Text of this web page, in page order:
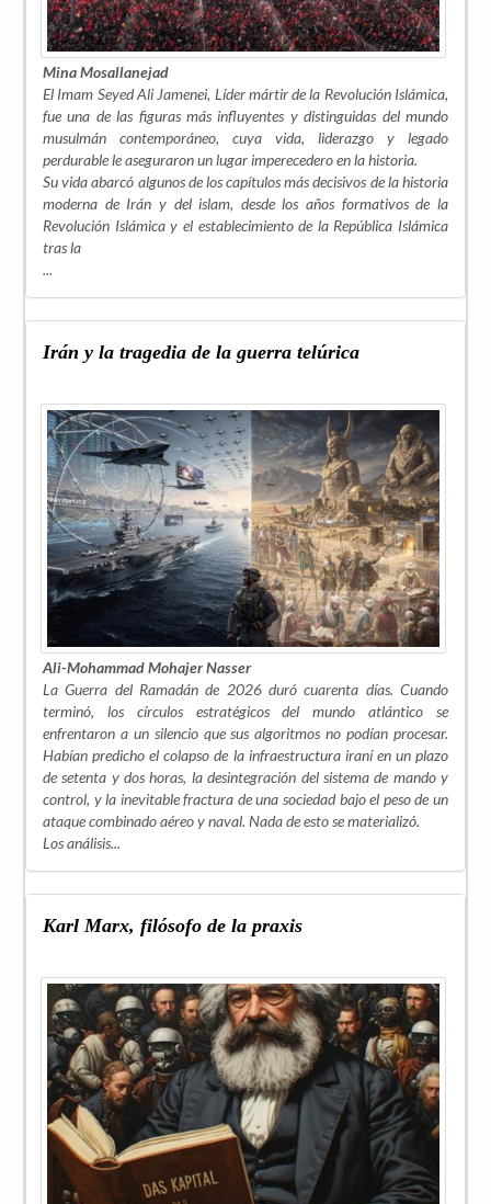
Mina Mosallanejad
El Imam Seyed Ali Jamenei, Líder mártir de la Revolución Islámica,
fue una de las figuras más influyentes y distinguidas del mundo
musulmán contemporáneo, cuya vida, liderazgo y legado
perdurable le aseguraron un lugar imperecedero en la historia.
Su vida abarcó algunos de los capítulos más decisivos de la historia
moderna de Irán y del islam, desde los años formativos de la
Revolución Islámica y el establecimiento de la República Islámica
tras la
...
Irán y la tragedia de la guerra telúrica
Ali-Mohammad Mohajer Nasser
La Guerra del Ramadán de 2026 duró cuarenta días. Cuando
terminó, los círculos estratégicos del mundo atlántico se
enfrentaron a un silencio que sus algoritmos no podían procesar.
Habían predicho el colapso de la infraestructura iraní en un plazo
de setenta y dos horas, la desintegración del sistema de mando y
control, y la inevitable fractura de una sociedad bajo el peso de un
ataque combinado aéreo y naval. Nada de esto se materializó.
Los análisis...
Karl Marx, filósofo de la praxis